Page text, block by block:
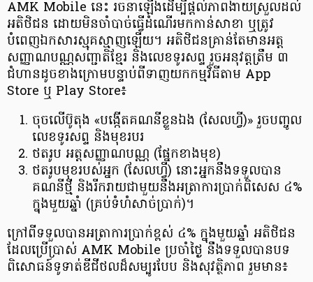
AMK Mobile នេះ រចនាឡើងដើម្បីផ្តល់ភាពងាយស្រួលដល់
អតិថិជន ដោយមិនចាំបាច់ធ្វើដំណើរមកកាន់សាខា ឬត្រូវ
បំពេញឯកសារស្មុគស្មាញឡើយ។ អតិថិជនគ្រាន់តែមានអត្ត
សញ្ញាណបណ្ណសញ្ជាតិខ្មែរ និងលេខទូរសព្ទ រួចអនុវត្តត្រឹម ៣
ជំហានដូចខាងក្រោមបន្ទាប់ពីទាញយកកម្មវិធីតាម App
Store ឬ Play Store៖
ចុចលើប៊ូតុង «បង្កើតគណនីខ្លួនឯង (សែលហ្វី)» រួចបញ្ចូល
លេខទូរសព្ទ និងមុខរបរ
ថតរូប អត្តសញ្ញាណបណ្ណ (ផ្នែកខាងមុខ)
ថតរូបមុខរបស់អ្នក (សែលហ្វី) នោះអ្នកនឹងទទួលបាន
គណនីថ្មី និងរីករាយជាមួយនឹងអត្រាការប្រាក់ពិសេស ៤%
ក្នុងមួយឆ្នាំ (គ្រប់ទំហំសាច់ប្រាក់)។
ក្រៅពីទទួលបានអត្រាការប្រាក់ខ្ពស់ ៤% ក្នុងមួយឆ្នាំ អតិថិជន
ដែលប្រើប្រាស់ AMK Mobile ប្រចាំថ្ងៃ នឹងទទួលបានបទ
ពិសោធន៍ទូទាត់ឌីជីថលដ៏សម្បូរបែប និងសុវត្ថិភាព រួមមាន៖